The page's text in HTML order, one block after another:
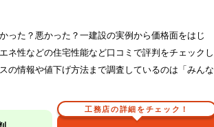
った？悪かった？一建設の実例から価格面をはじ
ネ性などの住宅性能など口コミで評判をチェックし
の情報や値下げ方法まで調査しているのは「みんな
工務店の詳細をチェック！